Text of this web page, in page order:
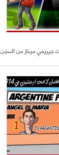
جيريمي ميناز من السجن